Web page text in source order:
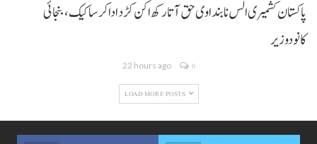
پاکستان کشمیری الس نا بنداوی حق آتا رکھ اکن کڑد ادا کرسا کیک ،بنجائی
کانودوزیر
22 hours ago 0
LOAD MORE POSTS